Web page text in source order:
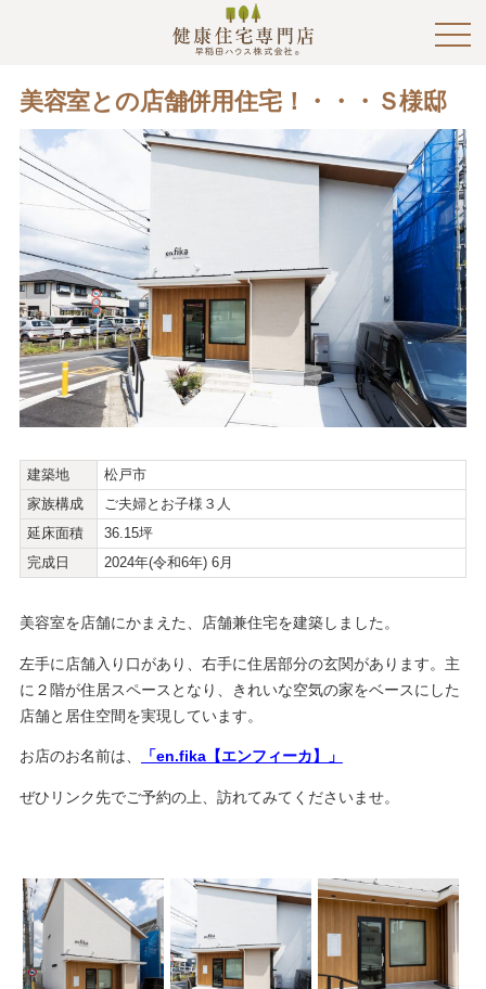
美容室との店舗併用住宅！・・・Ｓ様邸
建築地
松戸市
家族構成
ご夫婦とお子様３人
延床面積
36.15坪
完成日
2024年(令和6年) 6月
美容室を店舗にかまえた、店舗兼住宅を建築しました。
左手に店舗入り口があり、右手に住居部分の玄関があります。主
に２階が住居スペースとなり、きれいな空気の家をベースにした
店舗と居住空間を実現しています。
お店のお名前は、 「en.fika【エンフィーカ】」
ぜひリンク先でご予約の上、訪れてみてくださいませ。